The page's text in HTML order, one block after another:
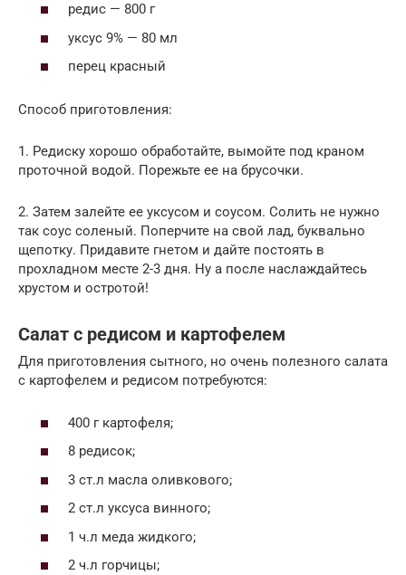
редис — 800 г
уксус 9% — 80 мл
перец красный
Способ приготовления:
1. Редиску хорошо обработайте, вымойте под краном
проточной водой. Порежьте ее на брусочки.
2. Затем залейте ее уксусом и соусом. Солить не нужно
так соус соленый. Поперчите на свой лад, буквально
щепотку. Придавите гнетом и дайте постоять в
прохладном месте 2-3 дня. Ну а после наслаждайтесь
хрустом и остротой!
Салат с редисом и картофелем
Для приготовления сытного, но очень полезного салата
с картофелем и редисом потребуются:
400 г картофеля;
8 редисок;
3 ст.л масла оливкового;
2 ст.л уксуса винного;
1 ч.л меда жидкого;
2 ч.л горчицы;